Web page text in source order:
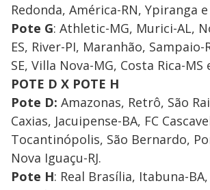
Redonda, América-RN, Ypiranga
Pote G: Athletic-MG, Murici-AL,
ES, River-PI, Maranhão, Sampaio-
SE, Villa Nova-MG, Costa Rica-MS
POTE D X POTE H
Pote D: Amazonas, Retrô, São
Caxias, Jacuipense-BA, FC
Tocantinópolis, São Bernardo,
Nova Iguaçu-RJ.
Pote H: Real Brasília, Itabuna-